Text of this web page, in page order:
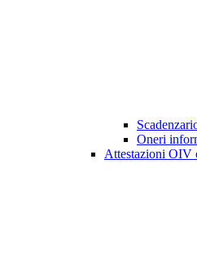
Oneri
Attestazioni OIV